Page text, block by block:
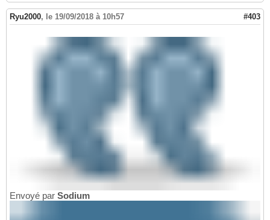
Ryu2000, le 19/09/2018 à 10h57 #403
Envoyé par Sodium